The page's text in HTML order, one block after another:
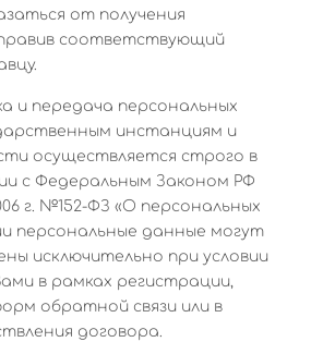
от получения
соответствующий
и передача персональных
инстанциям и
осуществляется строго в
с Федеральным Законом РФ
г. №152-ФЗ «О персональных
персональные данные могут
исключительно при условии
в рамках регистрации,
обратной связи или в
договора.